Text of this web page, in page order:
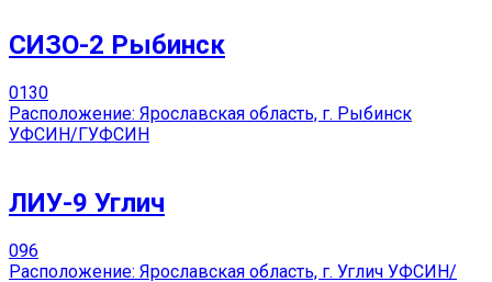
СИЗО-2 Рыбинск
0130
Расположение: Ярославская область, г. Рыбинск
УФСИН/ГУФСИН
ЛИУ-9 Углич
096
Расположение: Ярославская область, г. Углич УФСИН/